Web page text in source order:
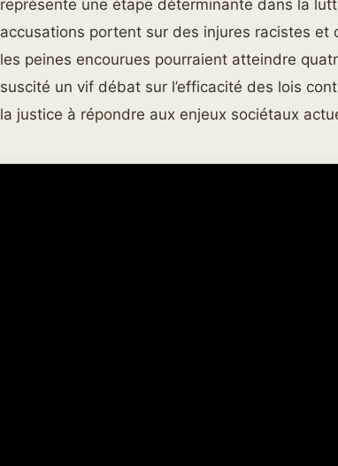
représente une étape déterminante dans la
accusations portent sur des injures racistes et
les peines encourues pourraient atteindre
suscité un vif débat sur l’efficacité des lois
la justice à répondre aux enjeux sociétaux